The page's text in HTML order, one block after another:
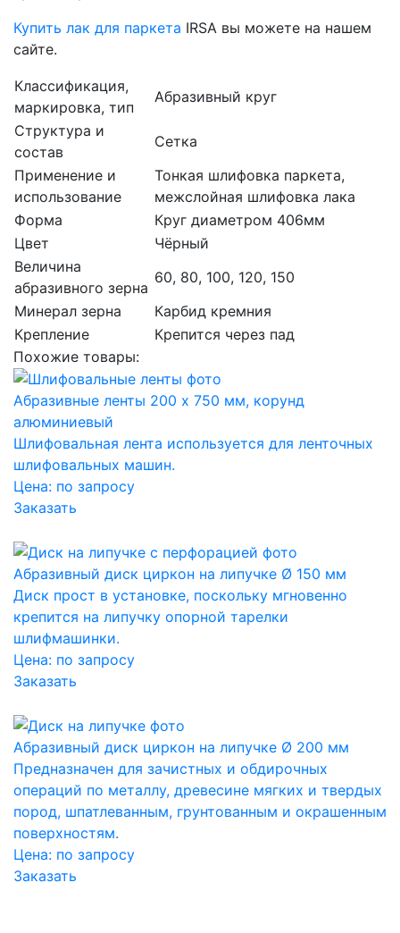
Купить лак для паркета IRSA вы можете на нашем
сайте.
Классификация,
маркировка, тип
Абразивный круг
Структура и
состав
Сетка
Применение и
использование
Тонкая шлифовка паркета,
межслойная шлифовка лака
Форма
Круг диаметром 406мм
Цвет
Чёрный
Величина
абразивного зерна
60, 80, 100, 120, 150
Минерал зерна
Карбид кремния
Крепление
Крепится через пад
Похожие товары:
Абразивные ленты 200 x 750 мм, корунд
алюминиевый
Шлифовальная лента используется для ленточных
шлифовальных машин.
Цена: по запросу
Заказать
Абразивный диск циркон на липучке Ø 150 мм
Диск прост в установке, поскольку мгновенно
крепится на липучку опорной тарелки
шлифмашинки.
Цена: по запросу
Заказать
Абразивный диск циркон на липучке Ø 200 мм
Предназначен для зачистных и обдирочных
операций по металлу, древесине мягких и твердых
пород, шпатлеванным, грунтованным и окрашенным
поверхностям.
Цена: по запросу
Заказать